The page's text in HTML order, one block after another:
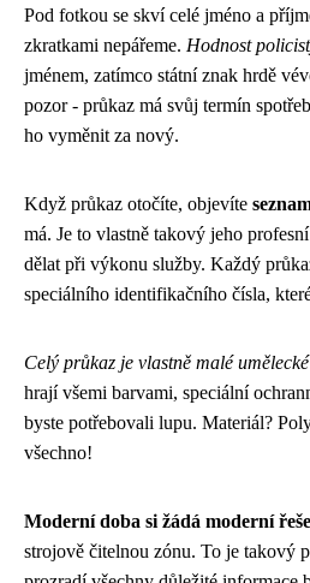
Pod fotkou se skví celé jméno a
zkratkami nepářeme. Hodnost
jménem, zatímco státní znak hrdě
pozor - průkaz má svůj termín
ho vyměnit za nový.
Když průkaz otočíte, objevíte
má. Je to vlastně takový jeho
dělat při výkonu služby. Každý
speciálního identifikačního čísla,
Celý průkaz je vlastně malé
hrají všemi barvami, speciální
byste potřebovali lupu. Materiál?
všechno!
Moderní doba si žádá moderní
strojově čitelnou zónu. To je takový